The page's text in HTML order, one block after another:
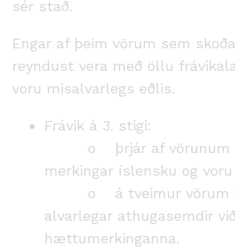
sér stað.
Engar af þeim vörum sem
reyndust vera með öllu
voru misalvarlegs eðlis.
Frávik á 3. stigi:
o
þrjár af
merkingar íslensku og
o
á tveimur vörum
alvarlegar athugasemdir
hættumerkinganna.